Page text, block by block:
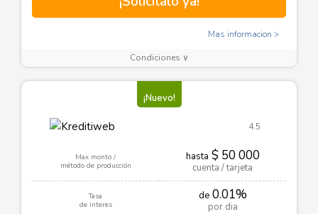
Mas informacion
Condiciones ∨
¡Nuevo!
4.5
Max monto /
método de producción
hasta $ 50 000
cuenta / tarjeta
Tasa
de interes
de0.01%
por dia